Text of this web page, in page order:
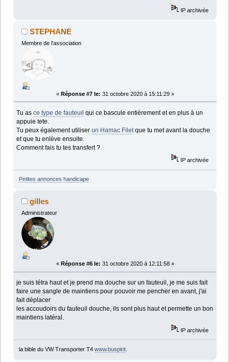
IP archivée
STEPHANE
Membre de l'association
« Réponse #7 le: 31 octobre 2020 à 15:11:29 »
Tu asce type de fauteuil qui ce bascule entièrement et en plus à un
appuie tete.
Tu peux également utiliserun Hamac Filet que tu met avant la douche
et que tu enlève ensuite.
Comment fais tu tes transfert ?
IP archivée
Petites annonces handicape
gilles
Administrateur
« Réponse #6 le: 31 octobre 2020 à 12:11:58 »
je suis tétra haut et je prend ma douche sur un fauteuil, je me suis fait
faire une sangle de maintiens pour pouvoir me pencher en avant, j'ai
fait déplacer
les accoudoirs du fauteuil douche, ils sont plus haut et permette un bon
maintiens latéral.
IP archivée
la bible du VW Transporter T4 www.buspirit.